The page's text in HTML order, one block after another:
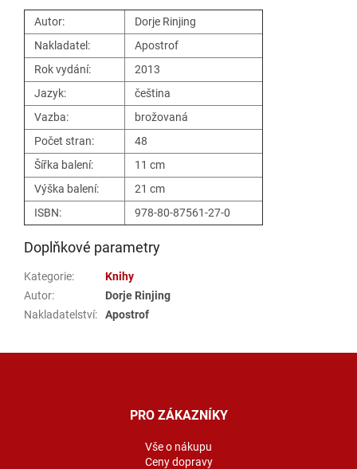
Autor:
Dorje Rinjing
Nakladatel:
Apostrof
Rok vydání:
2013
Jazyk:
čeština
Vazba:
brožovaná
Počet stran:
48
Šířka balení:
11 cm
Výška balení:
21 cm
ISBN:
978-80-87561-27-0
Doplňkové parametry
Kategorie:
Knihy
Autor:
Dorje Rinjing
Nakladatelství: Apostrof
PRO ZÁKAZNÍKY
Vše o nákupu
Ceny dopravy